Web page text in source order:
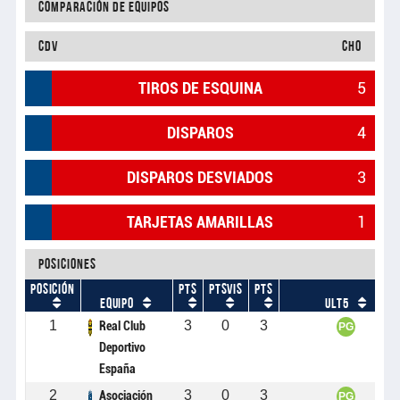
Comparación de equipos
CDV CHO
TIROS DE ESQUINA 5
DISPAROS 4
DISPAROS DESVIADOS 3
TARJETAS AMARILLAS 1
Posiciones
POSICIÓN
EQUIPO
PTS PTSVIS
PTS
ULT5
1
Real Club
Deportivo
España
3 0 3 PG
2 Asociación 3 0 3 PG